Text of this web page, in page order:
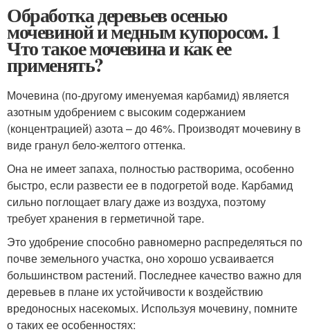
Обработка деревьев осенью
мочевиной и медным купоросом. 1
Что такое мочевина и как ее
применять?
Мочевина (по-другому именуемая карбамид) является
азотным удобрением с высоким содержанием
(концентрацией) азота – до 46%. Производят мочевину в
виде гранул бело-желтого оттенка.
Она не имеет запаха, полностью растворима, особенно
быстро, если развести ее в подогретой воде. Карбамид
сильно поглощает влагу даже из воздуха, поэтому
требует хранения в герметичной таре.
Это удобрение способно равномерно распределяться по
почве земельного участка, оно хорошо усваивается
большинством растений. Последнее качество важно для
деревьев в плане их устойчивости к воздействию
вредоносных насекомых. Используя мочевину, помните
о таких ее особенностях: